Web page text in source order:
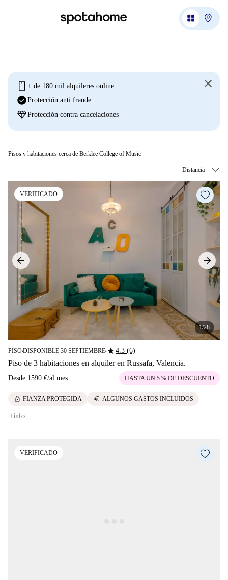
mobile + de 180 mil alquileres online
check_circleProtección anti fraude
diamondProtección contra cancelaciones
Pisos y habitaciones cerca de Berklee College of Music
VERIFICADO
1/28
PISO■DISPONIBLE 30 SEPTIEMBRE■star4.3 (6)
Piso de 3 habitaciones en alquiler en Russafa, Valencia.
Desde 1590 €/al mes HASTA UN 5 % DE DESCUENTO
lock FIANZA PROTEGIDA euro ALGUNOS GASTOS INCLUIDOS
+info
VERIFICADO